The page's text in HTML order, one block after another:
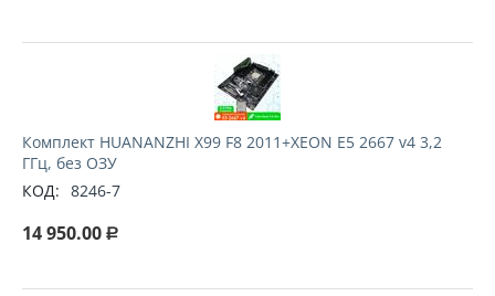
Комплект HUANANZHI X99 F8 2011+XEON E5 2667 v4 3,2
ГГц, без ОЗУ
КОД: 8246-7
14 950.00 Р